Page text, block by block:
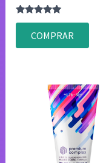
Valorado
4.80
de 5
COMPRAR